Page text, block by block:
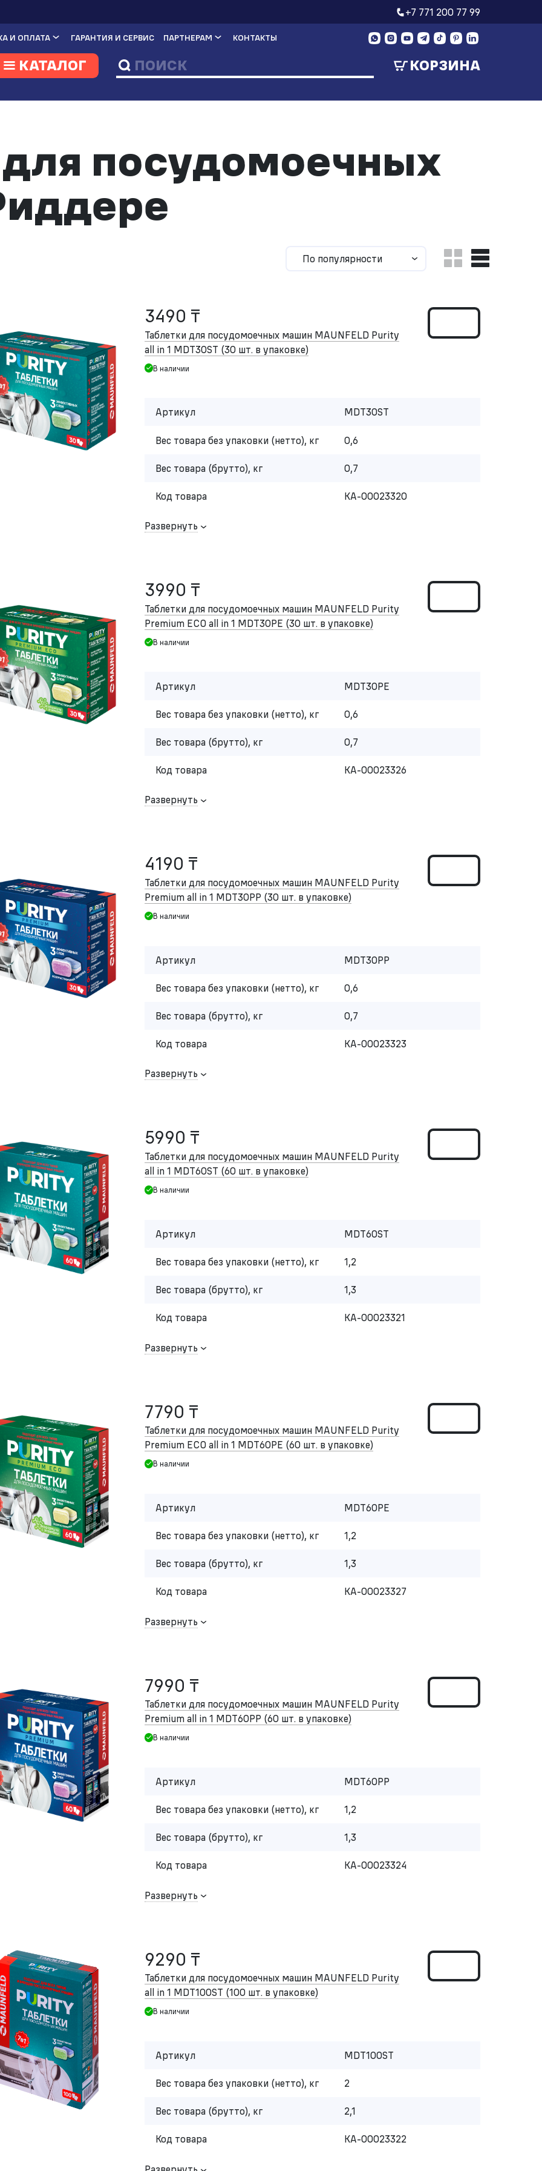
+7 771 200 77 99
И ОПЛАТА ГАРАНТИЯ И СЕРВИС ПАРТНЕРАМ КОНТАКТЫ
КАТАЛОГ КОРЗИНА
посудомоечных
По популярности
3490 ₸
Таблетки для посудомоечных машин MAUNFELD Purity
all in 1 MDT30ST (30 шт. в упаковке)
В наличии
Артикул MDT30ST
Вес товара без упаковки (нетто), кг 0,6
Вес товара (брутто), кг 0,7
Код товара КА-00023320
Развернуть
3990 ₸
Таблетки для посудомоечных машин MAUNFELD Purity
Premium ECO all in 1 MDT30PE (30 шт. в упаковке)
В наличии
Артикул MDT30PE
Вес товара без упаковки (нетто), кг 0,6
Вес товара (брутто), кг 0,7
Код товара КА-00023326
Развернуть
4190 ₸
Таблетки для посудомоечных машин MAUNFELD Purity
Premium all in 1 MDT30PP (30 шт. в упаковке)
В наличии
Артикул MDT30PP
Вес товара без упаковки (нетто), кг 0,6
Вес товара (брутто), кг 0,7
Код товара КА-00023323
Развернуть
5990 ₸
Таблетки для посудомоечных машин MAUNFELD Purity
all in 1 MDT60ST (60 шт. в упаковке)
В наличии
Артикул MDT60ST
Вес товара без упаковки (нетто), кг 1,2
Вес товара (брутто), кг 1,3
Код товара КА-00023321
Развернуть
7790 ₸
Таблетки для посудомоечных машин MAUNFELD Purity
Premium ECO all in 1 MDT60PE (60 шт. в упаковке)
В наличии
Артикул MDT60PE
Вес товара без упаковки (нетто), кг 1,2
Вес товара (брутто), кг 1,3
Код товара КА-00023327
Развернуть
7990 ₸
Таблетки для посудомоечных машин MAUNFELD Purity
Premium all in 1 MDT60PP (60 шт. в упаковке)
В наличии
Артикул MDT60PP
Вес товара без упаковки (нетто), кг 1,2
Вес товара (брутто), кг 1,3
Код товара КА-00023324
Развернуть
9290 ₸
Таблетки для посудомоечных машин MAUNFELD Purity
all in 1 MDT100ST (100 шт. в упаковке)
В наличии
Артикул MDT100ST
Вес товара без упаковки (нетто), кг 2
Вес товара (брутто), кг 2,1
Код товара КА-00023322